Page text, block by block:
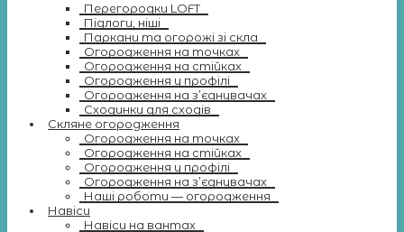
Перегородки LOFT
Підлоги, ніші
Паркани та огорожі зі скла
Огородження на точках
Огородження на стійках
Огородження у профілі
Огородження на з’єднувачах
Сходинки для сходів
Скляне огородження
Огородження на точках
Огородження на стійках
Огородження у профілі
Огородження на з’єднувачах
Наші роботи — огородження
Навіси
Навіси на вантах